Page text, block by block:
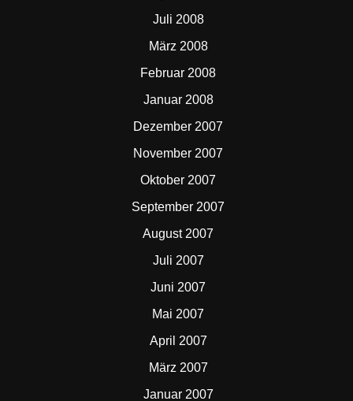
Juli 2008
März 2008
Februar 2008
Januar 2008
Dezember 2007
November 2007
Oktober 2007
September 2007
August 2007
Juli 2007
Juni 2007
Mai 2007
April 2007
März 2007
Januar 2007